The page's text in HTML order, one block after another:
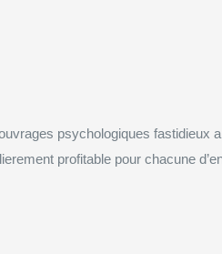
psychologiques fastidieux
profitable pour chacune